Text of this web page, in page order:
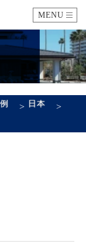
MENU
> 日本 >